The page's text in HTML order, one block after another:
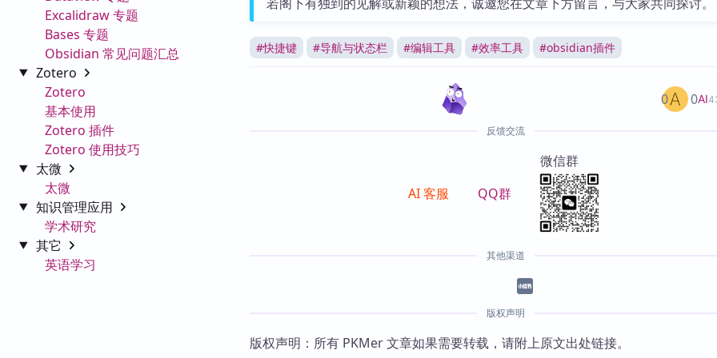
Excalidraw 专题
Bases 专题
Obsidian 常见问题汇总
Zotero
Zotero
基本使用
Zotero 插件
Zotero 使用技巧
太微
太微
知识管理应用
学术研究
其它
英语学习
#快捷键 #导航与状态栏 #编辑工具 #效率工具 #obsidian插件
AI
0 0
反馈交流
AI 客服 QQ群
微信群
其他渠道
版权声明
版权声明：所有 PKMer 文章如果需要转载，请附上原文出处链接。